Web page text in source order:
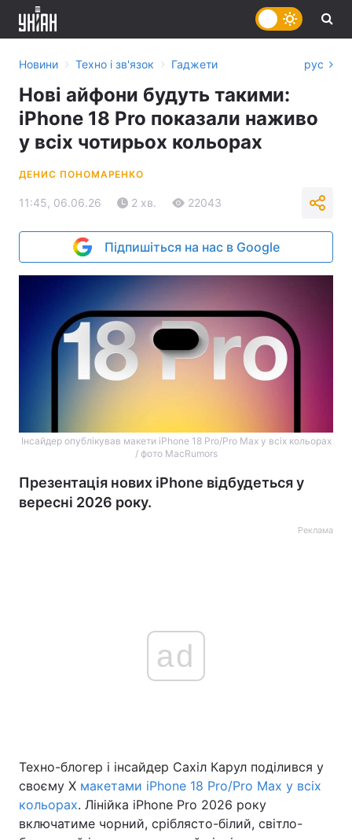
Головна Війна
Україна Політика
Новини › Техно і зв'язок › Гаджети рус
Нові айфони будуть такими:
iPhone 18 Pro показали наживо
у всіх чотирьох кольорах
ДЕНИС ПОНОМАРЕНКО
11:45, 06.06.26 2 хв. 22043
Підпишіться на нас в Google
Інсайдер опублікував макети iPhone 18 Pro/Pro Max у всіх кольорах
/ фото MacRumors
Презентація нових iPhone відбудеться у
вересні 2026 року.
Реклама
ad
Техно-блогер і інсайдер Сахіл Карул поділився у
своєму X макетами iPhone 18 Pro/Pro Max у всіх
кольорах. Лінійка iPhone Pro 2026 року
включатиме чорний, сріблясто-білий, світло-